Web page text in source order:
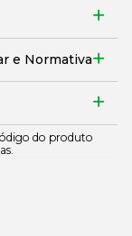
e Normativa
do produto